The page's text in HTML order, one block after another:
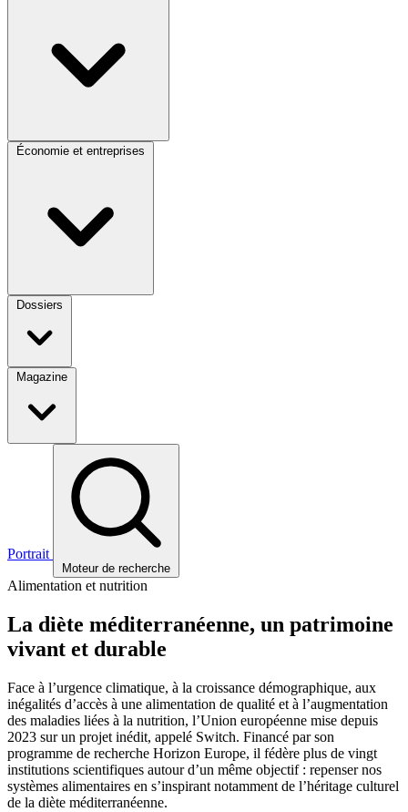
Économie et entreprises
Dossiers
Magazine
Portrait
Moteur de recherche
Alimentation et nutrition
La diète méditerranéenne, un patrimoine
vivant et durable
Face à l’urgence climatique, à la croissance démographique, aux
inégalités d’accès à une alimentation de qualité et à l’augmentation
des maladies liées à la nutrition, l’Union européenne mise depuis
2023 sur un projet inédit, appelé Switch. Financé par son
programme de recherche Horizon Europe, il fédère plus de vingt
institutions scientifiques autour d’un même objectif : repenser nos
systèmes alimentaires en s’inspirant notamment de l’héritage culturel
de la diète méditerranéenne.